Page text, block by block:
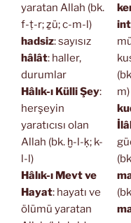
yaratan Allah (bk.
f-ṭ-r; ẕü; c-m-l)
hadsiz: sayısız
hâlât: haller,
durumlar
Hâlık-ı Külli Şey:
herşeyin
yaratıcısı olan
Allah (bk. ḫ-l-ḳ; k-
l-l)
Hâlık-ı Mevt ve
Hayat: hayatı ve
ölümü yaratan
m)